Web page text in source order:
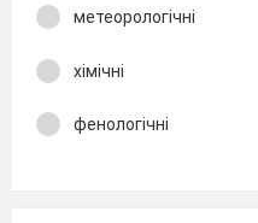
метеорологічні
хімічні
фенологічні